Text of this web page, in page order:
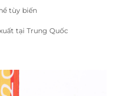
tùy biến
tại Trung Quốc